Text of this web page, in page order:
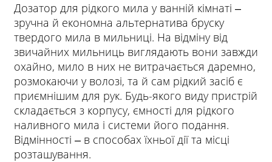
Дозатор для рідкого мила у ванній кімнаті ‒
зручна й економна альтернатива бруску
твердого мила в мильниці. На відміну від
звичайних мильниць виглядають вони завжди
охайно, мило в них не витрачається даремно,
розмокаючи у волозі, та й сам рідкий засіб є
приємнішим для рук. Будь-якого виду пристрій
складається з корпусу, ємності для рідкого
наливного мила і системи його подання.
Відмінності ‒ в способах їхньої дії та місці
розташування.